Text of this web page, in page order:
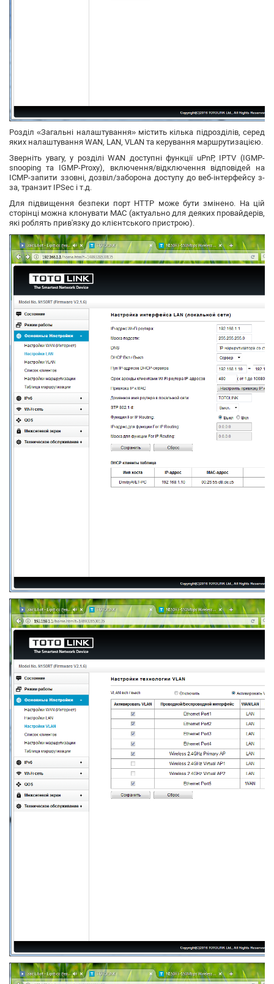
Розділ «Загальні налаштування» містить кілька підрозділів, серед
яких налаштування WAN, LAN, VLAN та керування маршрутизацією.
Зверніть увагу, у розділі WAN доступні функції uPnP, IPTV (IGMP-
snooping та IGMP-Proxy), включення/відключення відповідей на
ICMP-запити ззовні, дозвіл/заборона доступу до веб-інтерфейсу з-
за, транзит IPSec і т.д.
Для підвищення безпеки порт HTTP може бути змінено. На цій
сторінці можна клонувати MAC (актуально для деяких провайдерів,
які роблять прив'язку до клієнтського пристрою).